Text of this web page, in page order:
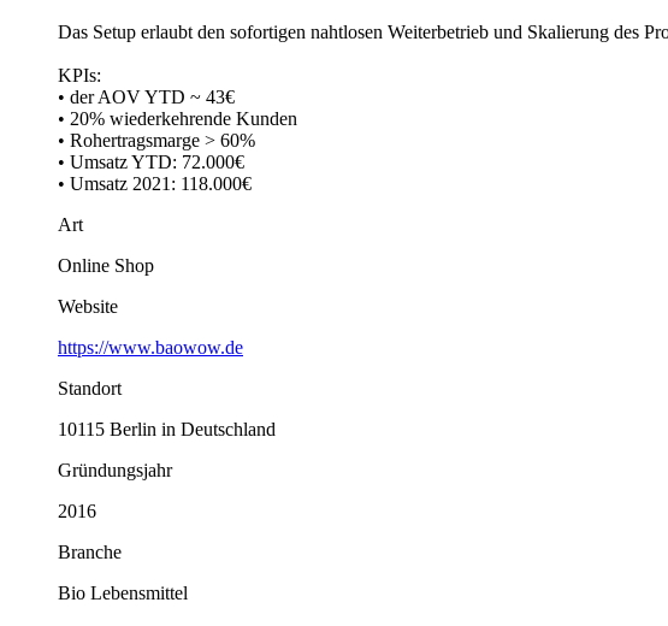
Das Setup erlaubt den sofortigen nahtlosen Weiterbetrieb und Skalierung des
KPIs:
• der AOV YTD ~ 43€
• 20% wiederkehrende Kunden
• Rohertragsmarge > 60%
• Umsatz YTD: 72.000€
• Umsatz 2021: 118.000€
Art
Online Shop
Website
https://www.baowow.de
Standort
10115 Berlin in Deutschland
Gründungsjahr
2016
Branche
Bio Lebensmittel